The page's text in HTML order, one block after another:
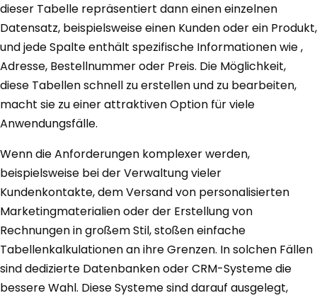
dieser Tabelle repräsentiert dann einen einzelnen
Datensatz, beispielsweise einen Kunden oder ein Produkt,
und jede Spalte enthält spezifische Informationen wie ,
Adresse, Bestellnummer oder Preis. Die Möglichkeit,
diese Tabellen schnell zu erstellen und zu bearbeiten,
macht sie zu einer attraktiven Option für viele
Anwendungsfälle.
Wenn die Anforderungen komplexer werden,
beispielsweise bei der Verwaltung vieler
Kundenkontakte, dem Versand von personalisierten
Marketingmaterialien oder der Erstellung von
Rechnungen in großem Stil, stoßen einfache
Tabellenkalkulationen an ihre Grenzen. In solchen Fällen
sind dedizierte Datenbanken oder CRM-Systeme die
bessere Wahl. Diese Systeme sind darauf ausgelegt,